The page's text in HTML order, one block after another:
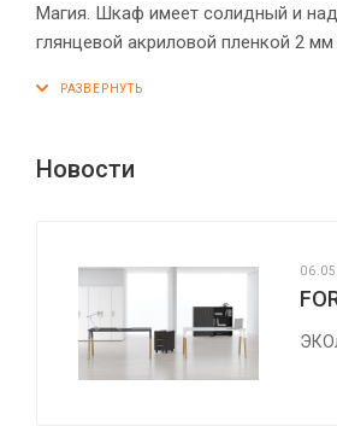
Магия. Шкаф имеет солидный и
глянцевой акриловой пленкой 2
дверцами из ЛДСП. На дверцах
неровном полу.
Новости